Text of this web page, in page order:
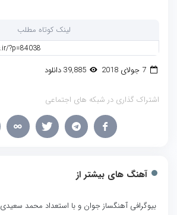
لینک کوتاه مطلب
7 جولای 2018 39,885 دانلود
اشتراک گذاری در شبکه های اجتماعی
آهنگ های بیشتر از
بیوگرافی آهنگساز جوان و با استعداد محمد سعیدی